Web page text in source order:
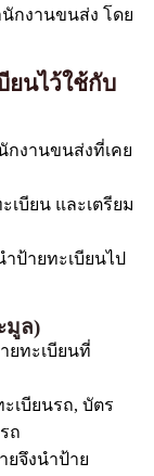
กงานขนส่ง โดย
ยนไว้ใช้กับ
กงานขนส่งที่เคย
บียน และเตรียม
ป้ายทะเบียนไป
มูล)
ยทะเบียนที่
เบียนรถ, บัตร
ถ
ยจึงนำป้าย